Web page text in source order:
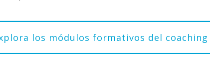
los módulos formativos del coaching